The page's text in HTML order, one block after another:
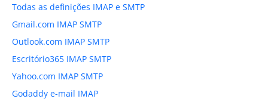
Todas as definições IMAP e SMTP
Gmail.com IMAP SMTP
Outlook.com IMAP SMTP
Escritório365 IMAP SMTP
Yahoo.com IMAP SMTP
Godaddy e-mail IMAP